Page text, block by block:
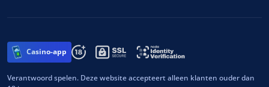
Casino-app
Verantwoord spelen. Deze website accepteert alleen klanten ouder dan